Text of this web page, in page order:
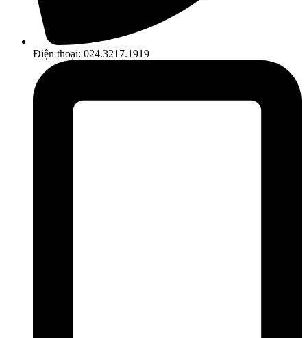
Điện thoại: 024.3217.1919